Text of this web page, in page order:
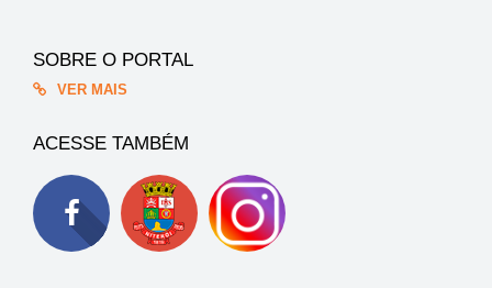
SOBRE O PORTAL
VER MAIS
ACESSE TAMBÉM